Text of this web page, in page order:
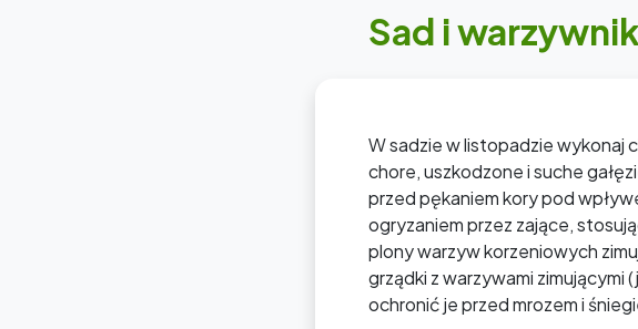
Sad i warzywnik
W sadzie w listopadzie wykonaj
chore, uszkodzone i suche
przed pękaniem kory pod
ogryzaniem przez zające,
plony warzyw korzeniowych
grządki z warzywami zimującymi
ochronić je przed mrozem i